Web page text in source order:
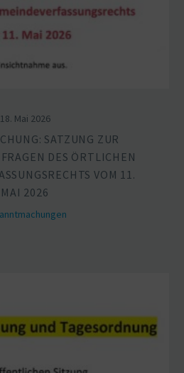
18. Mai 2026
SATZUNG ZUR
DES ÖRTLICHEN
VOM 11.
MAI 2026